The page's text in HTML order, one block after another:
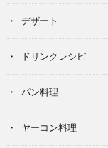
デザート
ドリンクレシピ
パン料理
ヤーコン料理